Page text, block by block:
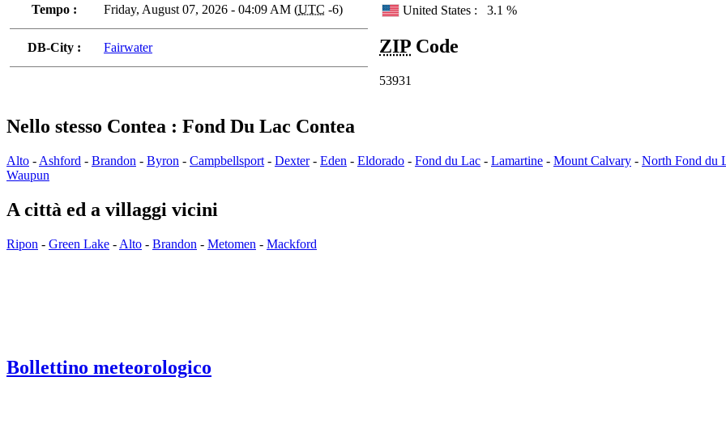
Tempo :
Friday, August 07, 2026 - 04:09 AM (UTC -6)
DB-City : Fairwater
United States :
3.1 %
ZIP Code
53931
Nello stesso Contea : Fond Du Lac Contea
Alto - Ashford - Brandon - Byron - Campbellsport - Dexter- Eden - Eldorado - Fond du Lac - Lamartine - Mount Calvary - North Fond du
Waupun
A città ed a villaggi vicini
Ripon - Green Lake - Alto - Brandon - Metomen - Mackford
Bollettino meteorologico